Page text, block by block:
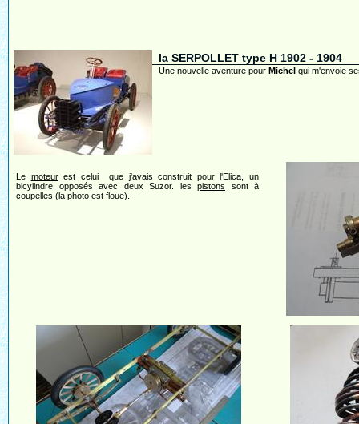
la SERPOLLET type H 1902 - 1904
Une nouvelle aventure pour Michel qui m'envoie
Le moteurest celui que j'avais construit pour l'Elica, un
bicylindre opposés avec deux Suzor. les pistons sont à
coupelles (la photo est floue).